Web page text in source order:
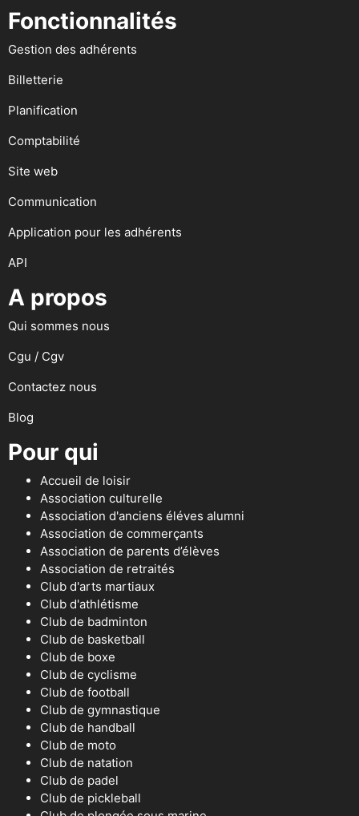
Fonctionnalités
Gestion des adhérents
Billetterie
Planification
Comptabilité
Site web
Communication
Application pour les adhérents
API
A propos
Qui sommes nous
Cgu / Cgv
Contactez nous
Blog
Pour qui
Accueil de loisir
Association culturelle
Association d'anciens éléves alumni
Association de commerçants
Association de parents d’élèves
Association de retraités
Club d'arts martiaux
Club d'athlétisme
Club de badminton
Club de basketball
Club de boxe
Club de cyclisme
Club de football
Club de gymnastique
Club de handball
Club de moto
Club de natation
Club de padel
Club de pickleball